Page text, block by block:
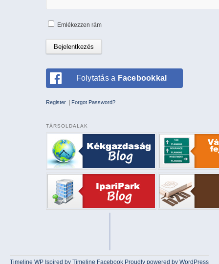
Emlékezzen rám
Folytatás a Facebookkal
Register | Forgot Password?
TÁRSOLDALAK
Timeline WP Ispired byTimeline Facebook Proudly powered by WordPress